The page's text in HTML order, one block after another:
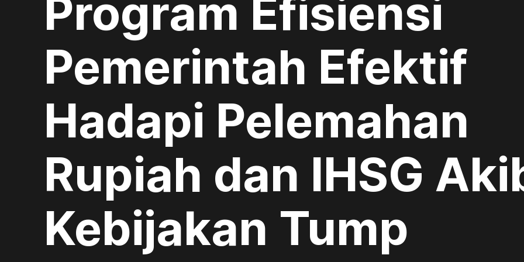
Program Efisiensi
Pemerintah Efektif
Hadapi Pelemahan
Rupiah dan IHSG
Kebijakan Tump